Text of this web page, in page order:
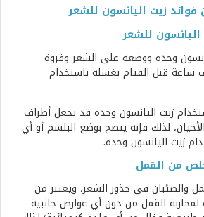
زيت اليانسون للشعر
للشعر
وحده ووضعه على الشعر وفروة
ساعة قبل القيام بغسله باستخدام
زيت اليانسون وحده قد يجعل أطراف
لذلك فإنه ينصح بوضع البلسم أو أي
زيت اليانسون وحده.
من القمل
والصئبان في جذور الشعر، ويعتبر من
لمحاربة القمل من دون أي عوارض جانبية